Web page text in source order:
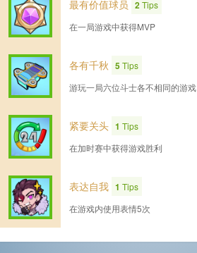
最有价值球员 2Tips
在一局游戏中获得MVP
各有千秋 5Tips
游玩一局六位斗士各不相同的游戏
紧要关头 1 Tips
在加时赛中获得游戏胜利
表达自我 1 Tips
在游戏内使用表情5次